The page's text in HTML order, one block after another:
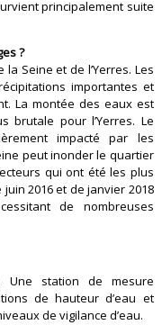
principalement suite
?
Seine et de l’Yerres. Les
importantes et
La montée des eaux est
brutale pour l’Yerres. Le
impacté par les
peut inonder le quartier
qui ont été les plus
2016 et de janvier 2018
de nombreuses
station de mesure
de hauteur d’eau et
de vigilance d’eau.